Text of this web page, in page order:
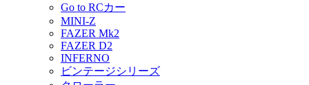
Go to RCカー
MINI-Z
FAZER Mk2
FAZER D2
INFERNO
ビンテージシリーズ